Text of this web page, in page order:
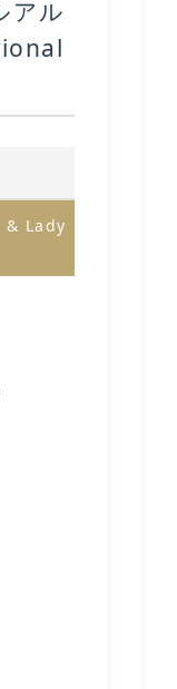
アル
Lady